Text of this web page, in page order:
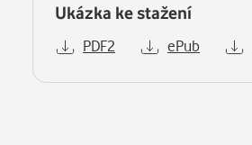
Ukázka ke stažení
PDF2 ePub